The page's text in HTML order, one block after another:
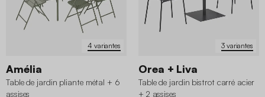
4 variantes
Amélia
Table de jardin pliante métal + 6
assises
3 variantes
Orea + Liva
Table de jardin bistrot carré acier
+ 2 assises